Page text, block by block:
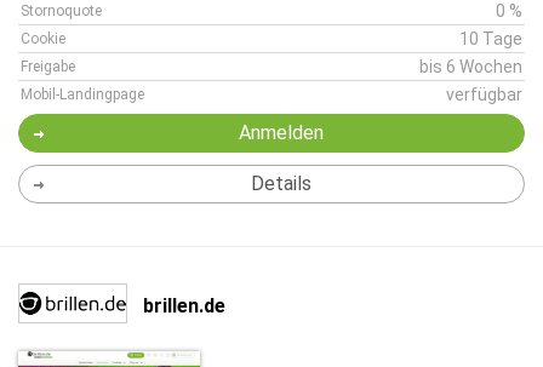
Stornoquote 0 %
Cookie 10 Tage
Freigabe bis 6 Wochen
Mobil-Landingpage verfügbar
Anmelden
Details
brillen.de